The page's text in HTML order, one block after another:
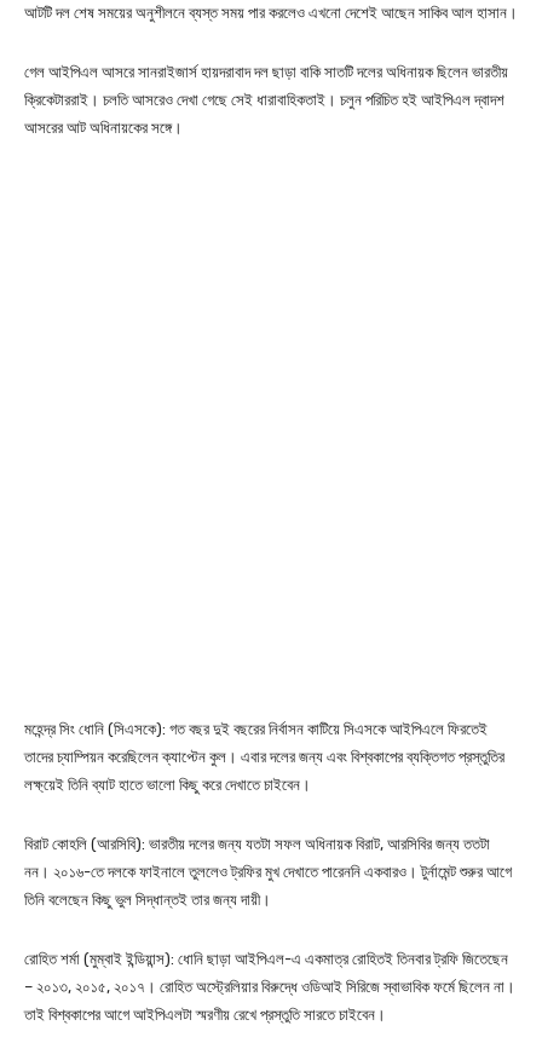
আটটি দল শেষ সময়ের অনুশীলনে ব্যস্ত সময় পার করলেও এখনো দেশেই আছেন সাকিব আল হাসান।
গেল আইপিএল আসরে সানরাইজার্স হায়দরাবাদ দল ছাড়া বাকি সাতটি দলের অধিনায়ক ছিলেন ভারতীয়
ক্রিকেটাররাই। চলতি আসরেও দেখা গেছে সেই ধারাবাহিকতাই। চলুন পরিচিত হই আইপিএল দ্বাদশ
আসরের আট অধিনায়কের সঙ্গে।
মহেন্দ্র সিং ধোনি (সিএসকে): গত বছর দুই বছরের নির্বাসন কাটিয়ে সিএসকে আইপিএলে ফিরতেই
তাদের চ্যাম্পিয়ন করেছিলেন ক্যাপ্টেন কুল। এবার দলের জন্য এবং বিশ্বকাপের ব্যক্তিগত প্রস্তুতির
লক্ষ্য়েই তিনি ব্যাট হাতে ভালো কিছু করে দেখাতে চাইবেন।
বিরাট কোহলি (আরসিবি): ভারতীয় দলের জন্য যতটা সফল অধিনায়ক বিরাট, আরসিবির জন্য ততটা
নন। ২০১৬-তে দলকে ফাইনালে তুললেও ট্রফির মুখ দেখাতে পারেননি একবারও। টুর্নামেন্ট শুরুর আগে
তিনি বলেছেন কিছু ভুল সিদ্ধান্তই তার জন্য দায়ী।
রোহিত শর্মা (মুম্বাই ইন্ডিয়ান্স): ধোনি ছাড়া আইপিএল-এ একমাত্র রোহিতই তিনবার ট্রফি জিতেছেন
– ২০১৩, ২০১৫, ২০১৭। রোহিত অস্ট্রেলিয়ার বিরুদ্ধে ওডিআই সিরিজে স্বাভাবিক ফর্মে ছিলেন না।
তাই বিশ্বকাপের আগে আইপিএলটা স্মরণীয় রেখে প্রস্তুতি সারতে চাইবেন।